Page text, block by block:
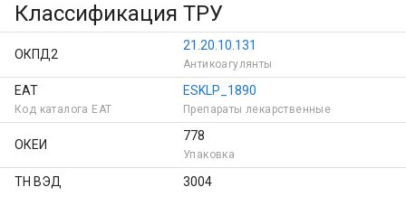
Классификация ТРУ
ОКПД2
21.20.10.131
Антикоагулянты
ЕАТ
Код каталога ЕAT
ESKLP_1890
Препараты лекарственные
ОКЕИ
778
Упаковка
ТН ВЭД 3004